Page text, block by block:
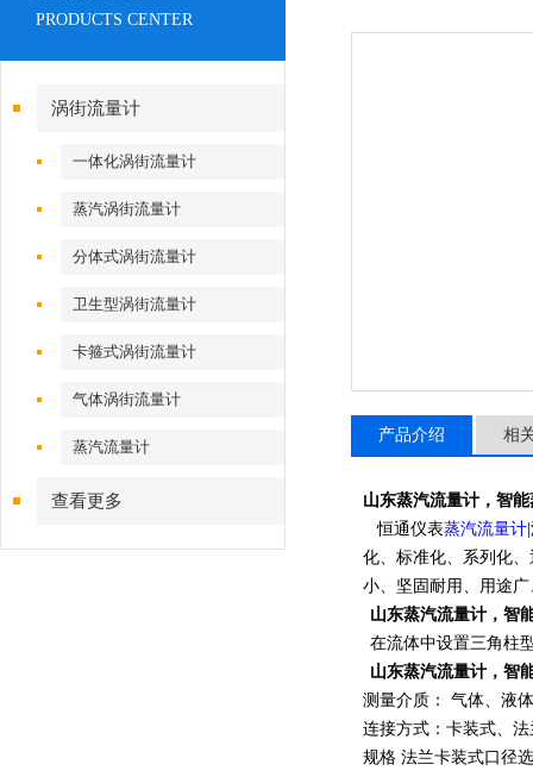
PRODUCTS CENTER
涡街流量计
一体化涡街流量计
蒸汽涡街流量计
分体式涡街流量计
卫生型涡街流量计
卡箍式涡街流量计
气体涡街流量计
蒸汽流量计
查看更多
产品介绍 相
山东蒸汽流量计 ，智
恒通仪表蒸汽流量计
化、标准化、系列化
小、坚固耐用、用途
山东蒸汽流量计 ，智
在流体中设置三角柱
山东蒸汽流量计 ，智
测量介质： 气体、液
连接方式：卡装式、 法
规格 法兰卡装式口径